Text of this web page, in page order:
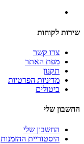
שירות לקוחות
צרו קשר
מפת האתר
תקנון
מדיניות הפרטיות
ביטולים
החשבון שלי
החשבון שלי
היסטוריית ההזמנות